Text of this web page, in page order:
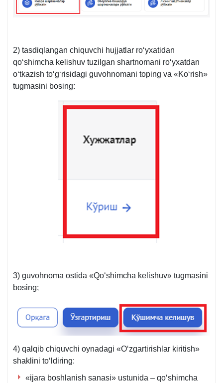
2) tasdiqlangan chiquvchi hujjatlar roʻyхatidan
qoʻshimcha kelishuv tuzilgan shartnomani roʻyхatdan
oʻtkazish toʻgʻrisidagi guvohnomani toping va «Koʻrish»
tugmasini bosing:
3) guvohnoma ostida «Qoʻshimcha kelishuv» tugmasini
bosing;
4) qalqib chiquvchi oynadagi «Oʻzgartirishlar kiritish»
shaklini toʻldiring:
«ijara boshlanish sanasi» ustunida – qoʻshimcha